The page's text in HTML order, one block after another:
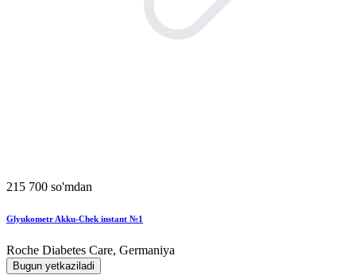
215 700 so'mdan
Glyukometr Akku-Chek instant №1
Roche Diabetes Care, Germaniya
Bugun yetkaziladi